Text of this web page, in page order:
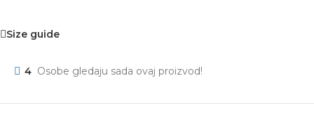
Size guide
4 Osobe gledaju sada ovaj proizvod!